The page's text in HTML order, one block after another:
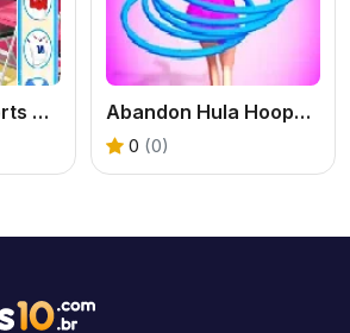
Fashion Doll Sports Day Abandon Hula Hoops Rush
0 (0)